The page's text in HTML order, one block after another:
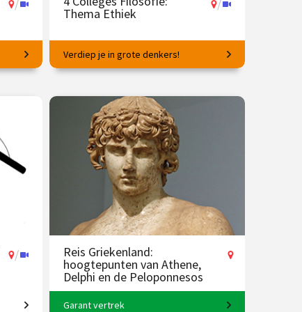
/
Thema Ethiek
/
Hoe op de juiste manier te handelen?
€ 145.00 vanaf 16 feb.
Op locatie of online
Verdiep je in grote denkers!
/ Reis Griekenland:
hoogtepunten van Athene,
Delphi en de Peloponnesos
8-daagse reis o.l.v. Karin Braamhorst
Garant vertrek